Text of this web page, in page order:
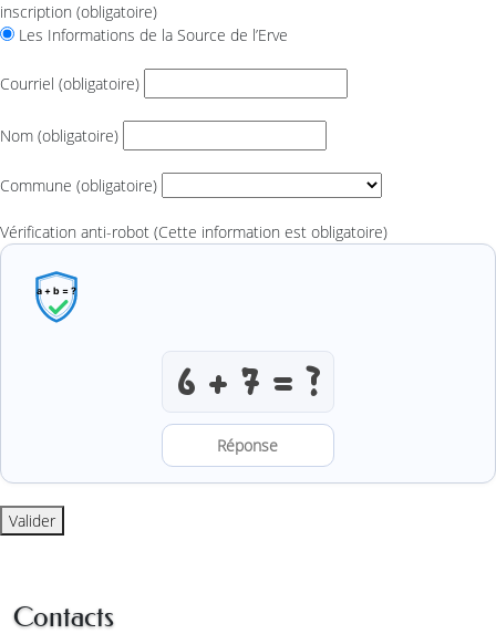
inscription (obligatoire)
Les Informations de la Source de l’Erve
Courriel (obligatoire)
Nom (obligatoire)
Commune (obligatoire)
Vérification anti-robot (Cette information est obligatoire)
Résoudre l’addition anti-robot
Valider
Contacts